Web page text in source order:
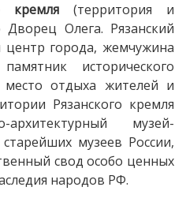
кремля (территория и
Олега. Рязанский
города, жемчужина
исторического
отдыха жителей и
Рязанского кремля
архитектурный музей-
музеев России,
свод особо ценных
народов РФ.